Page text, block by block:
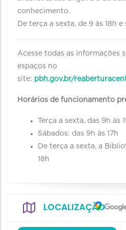
conhecimento.
De terça a sexta, de 9 às 18h e
Acesse todas as informações
espaços no
site: pbh.gov.br/
Horários de funcionamento
Terça a sexta, das 9h às
Sábados: das 9h às 17h
De terça a sexta, a
18h
LOCALIZAÇÃO